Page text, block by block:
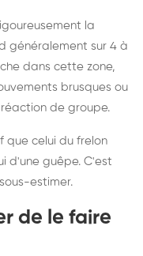
la
généralement sur 4 à
dans cette zone,
brusques ou
de groupe.
que celui du frelon
d'une guêpe. C'est
estimer.
de le faire